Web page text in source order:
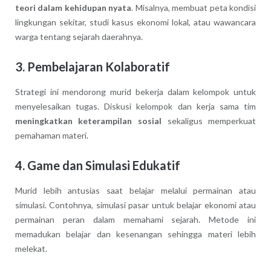
teori dalam kehidupan nyata. Misalnya, membuat peta kondisi
lingkungan sekitar, studi kasus ekonomi lokal, atau wawancara
warga tentang sejarah daerahnya.
3. Pembelajaran Kolaboratif
Strategi ini mendorong murid bekerja dalam kelompok untuk
menyelesaikan tugas. Diskusi kelompok dan kerja sama tim
meningkatkan keterampilan sosial sekaligus memperkuat
pemahaman materi.
4. Game dan Simulasi Edukatif
Murid lebih antusias saat belajar melalui permainan atau
simulasi. Contohnya, simulasi pasar untuk belajar ekonomi atau
permainan peran dalam memahami sejarah. Metode ini
memadukan belajar dan kesenangan sehingga materi lebih
melekat.